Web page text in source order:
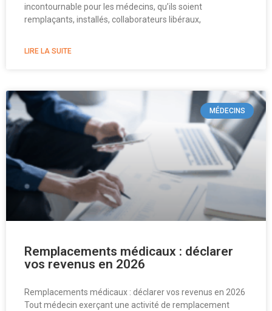
incontournable pour les médecins, qu’ils soient
remplaçants, installés, collaborateurs libéraux,
LIRE LA SUITE
MÉDECINS
Remplacements médicaux : déclarer
vos revenus en 2026
Remplacements médicaux : déclarer vos revenus en 2026
Tout médecin exerçant une activité de remplacement